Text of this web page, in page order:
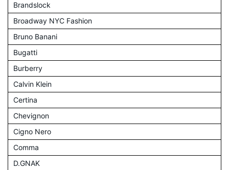
Brandslock
Broadway NYC Fashion
Bruno Banani
Bugatti
Burberry
Calvin Klein
Certina
Chevignon
Cigno Nero
Comma
D.GNAK